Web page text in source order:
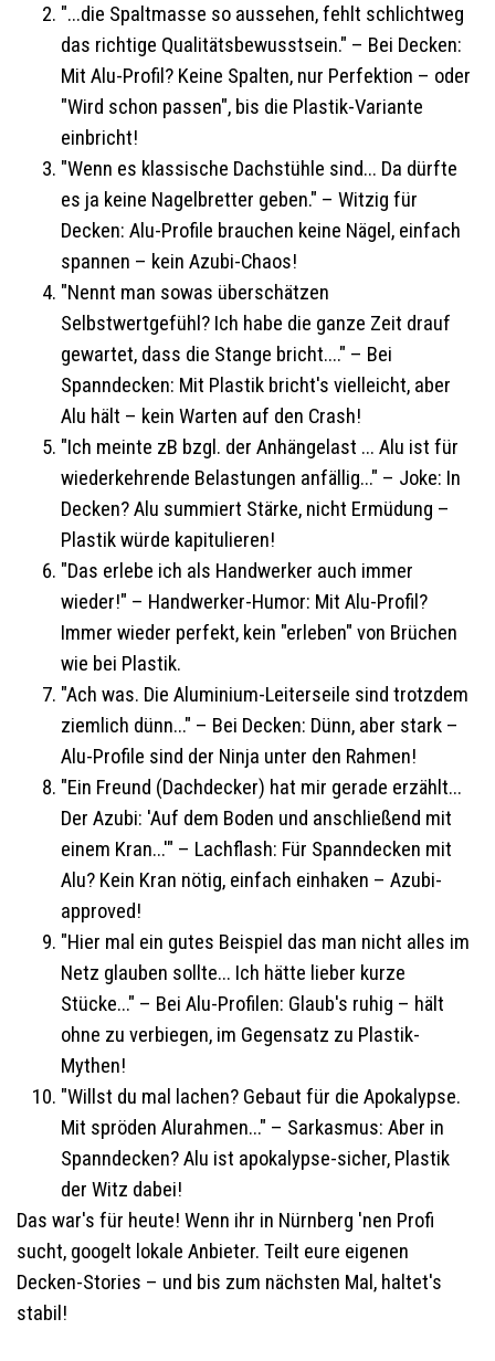
"...die Spaltmasse so aussehen, fehlt schlichtweg
das richtige Qualitätsbewusstsein." – Bei Decken:
Mit Alu-Profil? Keine Spalten, nur Perfektion – oder
"Wird schon passen", bis die Plastik-Variante
einbricht!
"Wenn es klassische Dachstühle sind... Da dürfte
es ja keine Nagelbretter geben." – Witzig für
Decken: Alu-Profile brauchen keine Nägel, einfach
spannen – kein Azubi-Chaos!
"Nennt man sowas überschätzen
Selbstwertgefühl? Ich habe die ganze Zeit drauf
gewartet, dass die Stange bricht...." – Bei
Spanndecken: Mit Plastik bricht's vielleicht, aber
Alu hält – kein Warten auf den Crash!
"Ich meinte zB bzgl. der Anhängelast ... Alu ist für
wiederkehrende Belastungen anfällig..." – Joke: In
Decken? Alu summiert Stärke, nicht Ermüdung –
Plastik würde kapitulieren!
"Das erlebe ich als Handwerker auch immer
wieder!" – Handwerker-Humor: Mit Alu-Profil?
Immer wieder perfekt, kein "erleben" von Brüchen
wie bei Plastik.
"Ach was. Die Aluminium-Leiterseile sind trotzdem
ziemlich dünn..." – Bei Decken: Dünn, aber stark –
Alu-Profile sind der Ninja unter den Rahmen!
"Ein Freund (Dachdecker) hat mir gerade erzählt...
Der Azubi: 'Auf dem Boden und anschließend mit
einem Kran...'" – Lachflash: Für Spanndecken mit
Alu? Kein Kran nötig, einfach einhaken – Azubi-
approved!
"Hier mal ein gutes Beispiel das man nicht alles im
Netz glauben sollte... Ich hätte lieber kurze
Stücke..." – Bei Alu-Profilen: Glaub's ruhig – hält
ohne zu verbiegen, im Gegensatz zu Plastik-
Mythen!
"Willst du mal lachen? Gebaut für die Apokalypse.
Mit spröden Alurahmen..." – Sarkasmus: Aber in
Spanndecken? Alu ist apokalypse-sicher, Plastik
der Witz dabei!
Das war's für heute! Wenn ihr in Nürnberg 'nen Profi
sucht, googelt lokale Anbieter. Teilt eure eigenen
Decken-Stories – und bis zum nächsten Mal, haltet's
stabil!